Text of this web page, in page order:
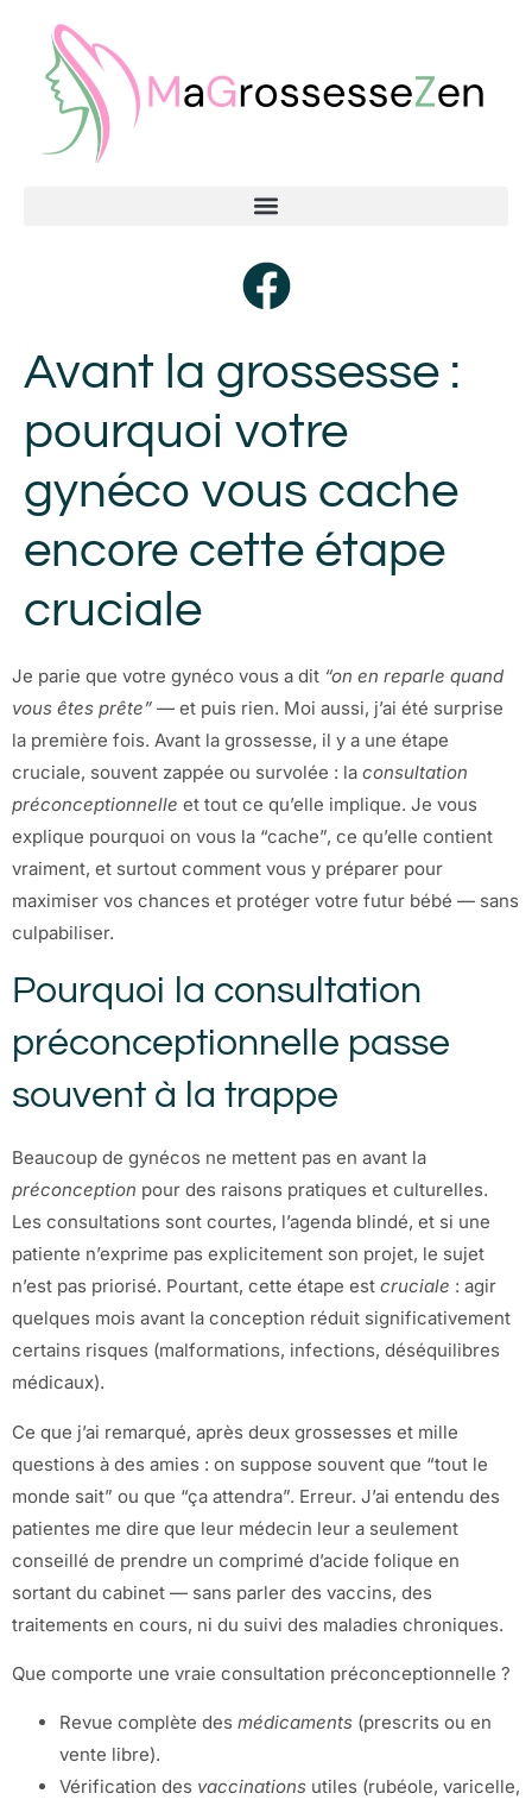
Avant la grossesse :
pourquoi votre
gynéco vous cache
encore cette étape
cruciale
Je parie que votre gynéco vous a dit “on en reparle quand
vous êtes prête” — et puis rien. Moi aussi, j’ai été surprise
la première fois. Avant la grossesse, il y a une étape
cruciale, souvent zappée ou survolée : la consultation
préconceptionnelle et tout ce qu’elle implique. Je vous
explique pourquoi on vous la “cache”, ce qu’elle contient
vraiment, et surtout comment vous y préparer pour
maximiser vos chances et protéger votre futur bébé — sans
culpabiliser.
Pourquoi la consultation
préconceptionnelle passe
souvent à la trappe
Beaucoup de gynécos ne mettent pas en avant la
préconception pour des raisons pratiques et culturelles.
Les consultations sont courtes, l’agenda blindé, et si une
patiente n’exprime pas explicitement son projet, le sujet
n’est pas priorisé. Pourtant, cette étape est cruciale : agir
quelques mois avant la conception réduit significativement
certains risques (malformations, infections, déséquilibres
médicaux).
Ce que j’ai remarqué, après deux grossesses et mille
questions à des amies : on suppose souvent que “tout le
monde sait” ou que “ça attendra”. Erreur. J’ai entendu des
patientes me dire que leur médecin leur a seulement
conseillé de prendre un comprimé d’acide folique en
sortant du cabinet — sans parler des vaccins, des
traitements en cours, ni du suivi des maladies chroniques.
Que comporte une vraie consultation préconceptionnelle ?
Revue complète des médicaments (prescrits ou en
vente libre).
Vérification des vaccinations utiles (rubéole, varicelle,